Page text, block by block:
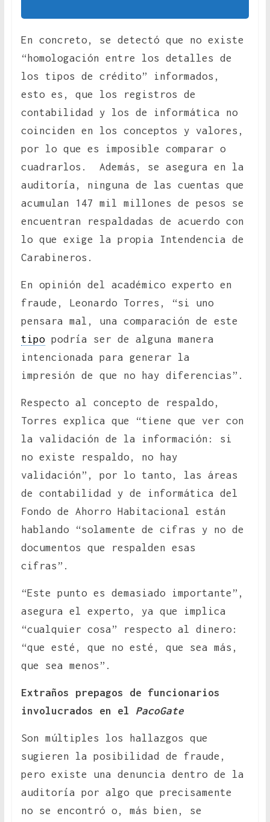
En concreto, se detectó que no existe
“homologación entre los detalles de
los tipos de crédito” informados,
esto es, que los registros de
contabilidad y los de informática no
coinciden en los conceptos y valores,
por lo que es imposible comparar o
cuadrarlos. Además, se asegura en la
auditoría, ninguna de las cuentas que
acumulan 147 mil millones de pesos se
encuentran respaldadas de acuerdo con
lo que exige la propia Intendencia de
Carabineros.
En opinión del académico experto en
fraude, Leonardo Torres, “si uno
pensara mal, una comparación de este
tipopodría ser de alguna manera
intencionada para generar la
impresión de que no hay diferencias”.
Respecto al concepto de respaldo,
Torres explica que “tiene que ver con
la validación de la información: si
no existe respaldo, no hay
validación”, por lo tanto, las áreas
de contabilidad y de informática del
Fondo de Ahorro Habitacional están
hablando “solamente de cifras y no de
documentos que respalden esas
cifras”.
“Este punto es demasiado importante”,
asegura el experto, ya que implica
“cualquier cosa” respecto al dinero:
“que esté, que no esté, que sea más,
que sea menos”.
Extraños prepagos de funcionarios
involucrados en el PacoGate
Son múltiples los hallazgos que
sugieren la posibilidad de fraude,
pero existe una denuncia dentro de la
auditoría por algo que precisamente
no se encontró o, más bien, se